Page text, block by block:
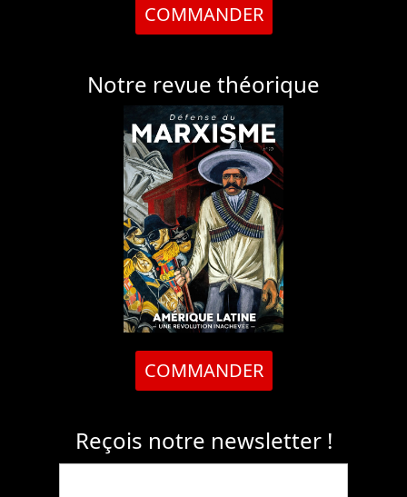
COMMANDER
Notre revue théorique
COMMANDER
Reçois notre newsletter !